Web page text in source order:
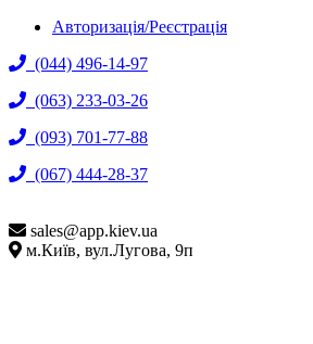
Авторизація/Реєстрація
(044) 496-14-97
(063) 233-03-26
(093) 701-77-88
(067) 444-28-37
sales@app.kiev.ua
м.Київ, вул.Лугова, 9п